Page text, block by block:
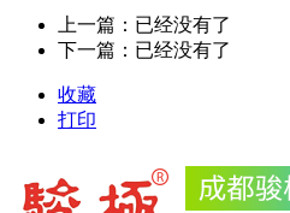
上一篇：已经没有了
下一篇：已经没有了
收藏
打印